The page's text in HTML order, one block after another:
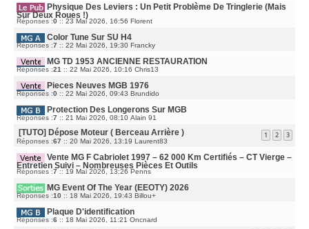
G
E
E
S
A
E
N
E
R
S
E
Physique Des Leviers : Un Petit Problème De Tringlerie (mais
Sur Deux Roues !)
Réponses :0 :: 23 Mai 2026, 16:56 D
E
N
I
E
M
E
S
A
G
E
Florent
Color Tune Sur SU H4
Réponses :7 :: 22 Mai 2026, 19:30 D
E
N
I
E
M
E
S
G
E
Francky
MG TD 1953 ANCIENNE RESTAURATION
Réponses :21 :: 22 Mai 2026, 10:16 D
E
N
I
E
M
E
S
A
G
E
Chris13
Pieces Neuves MGB 1976
Réponses :0 :: 22 Mai 2026, 09:43 D
E
N
I
E
M
E
S
A
G
E
Brundido
Protection Des Longerons Sur MGB
Réponses :7 :: 21 Mai 2026, 08:10 D
E
N
I
E
M
E
S
S
E
Alain 91
[TUTO] Dépose Moteur ( Berceau Arrière ) 1 2 3
Réponses :67 :: 20 Mai 2026, 13:19 D
E
N
I
E
R
E
S
S
E
Laurent83
Vente MG F Cabriolet 1997 – 62 000 Km Certifiés – CT Vierge –
Entretien Suivi – Nombreuses Pièces Et Outils
Réponses :7 :: 19 Mai 2026, 13:26 D
E
N
I
E
M
E
S
Penns
MG Event Of The Year (EEOTY) 2026
Réponses :10 :: 18 Mai 2026, 19:43 D
E
N
I
E
Billou+
Plaque D'identification
Réponses :6 :: 18 Mai 2026, 11:21 D
E
Oncnard